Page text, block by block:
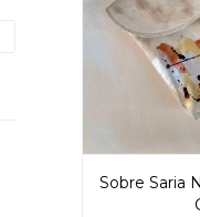
Sobre Saria